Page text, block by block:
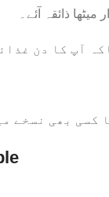
ذائقہ آئے۔
آپ کا دن
بھی نسخے